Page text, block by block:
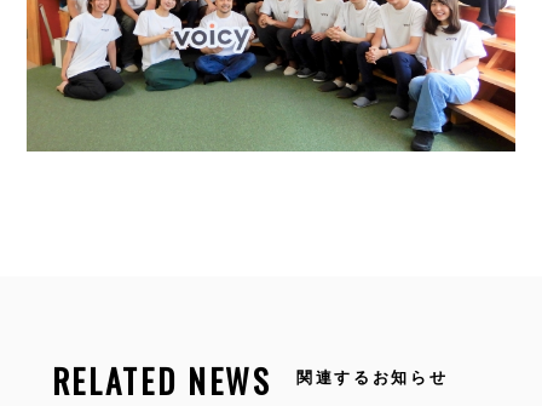
RELATED NEWS 関連するお知らせ